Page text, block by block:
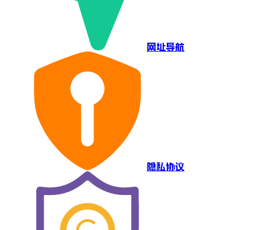
网址导航
隐私协议